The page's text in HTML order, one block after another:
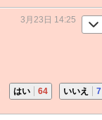
3月23日 14:25
はい 64 いいえ 7